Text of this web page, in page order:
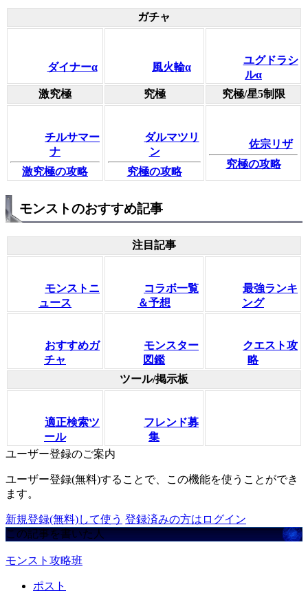
ガチャ
ダイナーα 風火輪α
ユグドラシ
ルα
激究極
究極 究極/星5制限
チルサマー
ナ
激究極の攻略
ダルマツリ
ン
究極の攻略
佐宗リザ
究極の攻略
モンストのおすすめ記事
注目記事
モンストニ
ュース
コラボ一覧
＆予想
最強ランキ
ング
おすすめガ
チャ
モンスター
図鑑
クエスト攻
略
ツール/掲示板
適正検索ツ
ール
フレンド募
集
ユーザー登録のご案内
ユーザー登録(無料)することで、この機能を使うことができ
ます。
新規登録(無料)して使う 登録済みの方はログイン
この記事を書いた人
モンスト攻略班
ポスト